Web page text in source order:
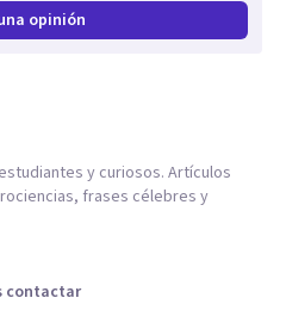
opinión
y curiosos. Artículos
frases célebres y
contactar